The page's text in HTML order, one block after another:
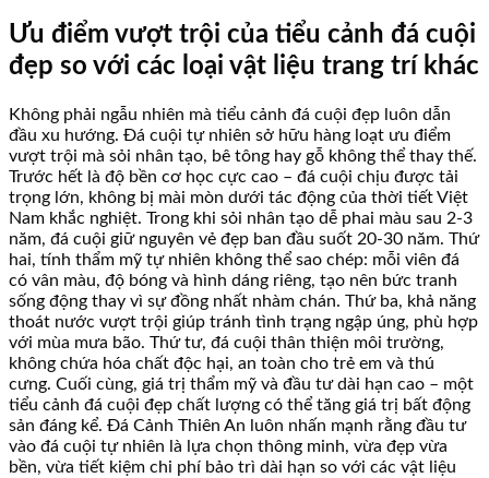
Ưu điểm vượt trội của tiểu cảnh đá cuội
đẹp so với các loại vật liệu trang trí khác
Không phải ngẫu nhiên mà tiểu cảnh đá cuội đẹp luôn dẫn
đầu xu hướng. Đá cuội tự nhiên sở hữu hàng loạt ưu điểm
vượt trội mà sỏi nhân tạo, bê tông hay gỗ không thể thay thế.
Trước hết là độ bền cơ học cực cao – đá cuội chịu được tải
trọng lớn, không bị mài mòn dưới tác động của thời tiết Việt
Nam khắc nghiệt. Trong khi sỏi nhân tạo dễ phai màu sau 2-3
năm, đá cuội giữ nguyên vẻ đẹp ban đầu suốt 20-30 năm. Thứ
hai, tính thẩm mỹ tự nhiên không thể sao chép: mỗi viên đá
có vân màu, độ bóng và hình dáng riêng, tạo nên bức tranh
sống động thay vì sự đồng nhất nhàm chán. Thứ ba, khả năng
thoát nước vượt trội giúp tránh tình trạng ngập úng, phù hợp
với mùa mưa bão. Thứ tư, đá cuội thân thiện môi trường,
không chứa hóa chất độc hại, an toàn cho trẻ em và thú
cưng. Cuối cùng, giá trị thẩm mỹ và đầu tư dài hạn cao – một
tiểu cảnh đá cuội đẹp chất lượng có thể tăng giá trị bất động
sản đáng kể. Đá Cảnh Thiên An luôn nhấn mạnh rằng đầu tư
vào đá cuội tự nhiên là lựa chọn thông minh, vừa đẹp vừa
bền, vừa tiết kiệm chi phí bảo trì dài hạn so với các vật liệu